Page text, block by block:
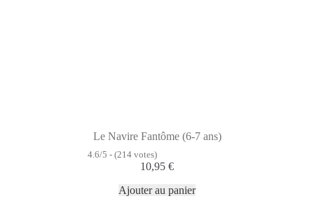
Le Navire Fantôme (6-7 ans)
4.6/5 - (214 votes)
10,95 €
Ajouter au panier